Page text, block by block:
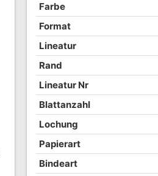
Farbe
Format
Lineatur
Rand
Lineatur Nr
Blattanzahl
Lochung
Papierart
Bindeart